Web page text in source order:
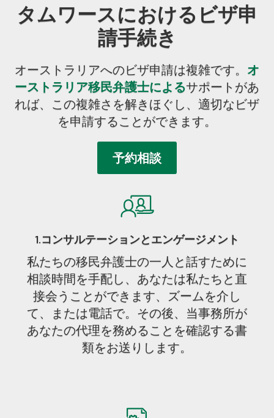
タムワースにおけるビザ申
請手続き
オーストラリアへのビザ申請は複雑です。 オ
ーストラリア移民弁護士によるサポートがあ
れば、この複雑さを解きほぐし、適切なビザ
を申請することができます。
1.コンサルテーションとエンゲージメント
私たちの移民弁護士の一人と話すために
相談時間を手配し、あなたは私たちと直
接会うことができます、ズームを介し
て、または電話で。その後、当事務所が
あなたの代理を務めることを確認する書
類をお送りします。
予約相談